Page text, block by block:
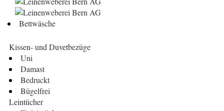
Bettwäsche
Kissen- und Duvetbezüge
Uni
Damast
Bedruckt
Bügelfrei
Leintücher